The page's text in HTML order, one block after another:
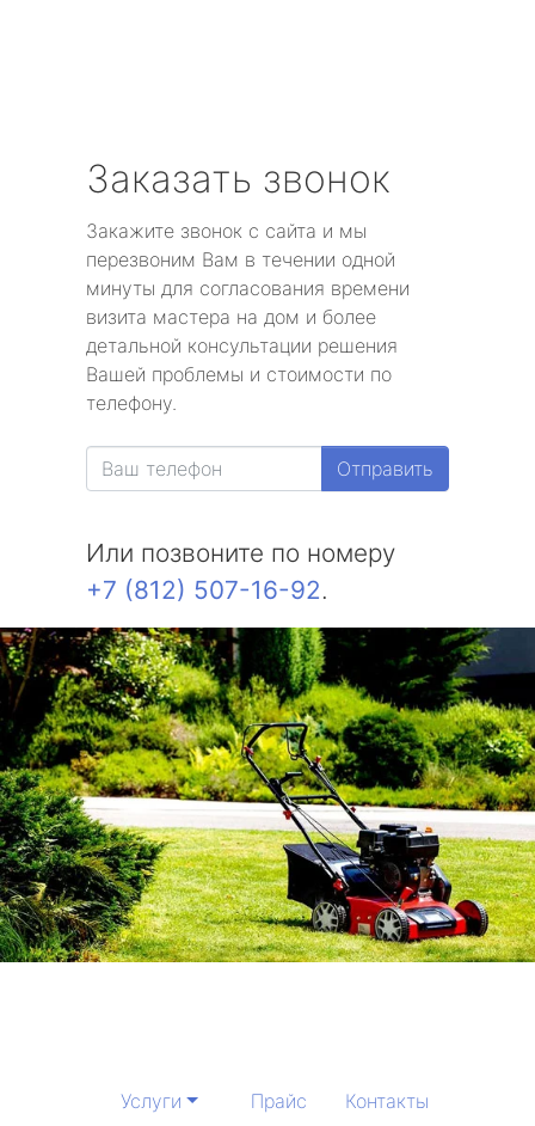
Заказать звонок
Закажите звонок с сайта и мы
перезвоним Вам в течении одной
минуты для согласования времени
визита мастера на дом и более
детальной консультации решения
Вашей проблемы и стоимости по
телефону.
Отправить
Или позвоните по номеру
+7 (812) 507-16-92.
Услуги Прайс Контакты